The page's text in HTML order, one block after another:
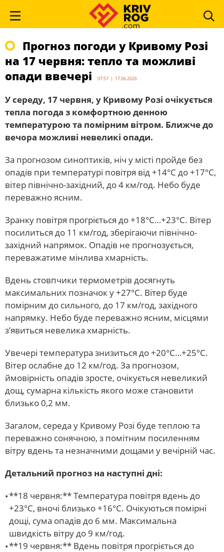
Прогноз погоди у Кривому Розі
на 17 червня: тепло та можливі
опади ввечері
07:57 | 17.06.2026
У середу, 17 червня, у Кривому Розі очікується
тепла погода з комфортною денною
температурою та помірним вітром. Ближче до
вечора можливі невеликі опади.
За прогнозом синоптиків, ніч у місті пройде без
опадів при температурі повітря від +14°C до +17°C,
вітер північно-західний, до 4 км/год. Небо буде
переважно ясним.
Зранку повітря прогріється до +18°C…+23°C. Вітер
посилиться до 11 км/год, зберігаючи північно-
західний напрямок. Опадів не прогнозується,
переважатиме мінлива хмарність.
Вдень стовпчики термометрів досягнуть
максимальних позначок у +27°C. Вітер буде
помірним до сильного, до 17 км/год, західного
напрямку. Небо буде переважно ясним, місцями
з’явиться невелика хмарність.
Увечері температура знизиться до +20°C…+25°C.
Вітер ослабне до 12 км/год. За прогнозом,
ймовірність опадів зросте, очікується невеликий
дощ, сумарна кількість якого може становити
близько 0,2 мм.
Загалом, середа у Кривому Розі буде теплою та
переважно сонячною, з помітним посиленням
вітру вдень та незначними дощами у вечірній час.
Детальний прогноз на наступні дні:
**18 червня:** Температура повітря вдень до
+23°C, вночі близько +16°C. Очікуються помірні
дощі, сума опадів до 6 мм. Максимальна
швидкість вітру до 9 км/год.
**19 червня:** Вдень повітря прогріється до